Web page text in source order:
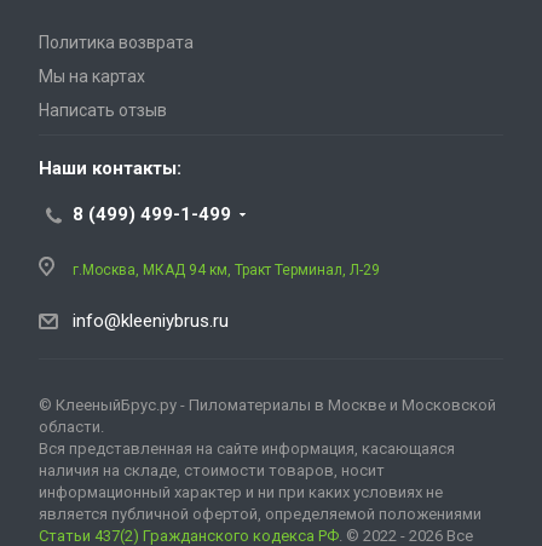
Политика возврата
Мы на картах
Написать отзыв
Наши контакты:
8 (499) 499-1-499
г.Москва, МКАД 94 км, Тракт Терминал, Л-29
info@kleeniybrus.ru
© КлееныйБрус.ру - Пиломатериалы в Москве и Московской
области.
Вся представленная на сайте информация, касающаяся
наличия на складе, стоимости товаров, носит
информационный характер и ни при каких условиях не
является публичной офертой, определяемой положениями
Статьи 437(2) Гражданского кодекса РФ. © 2022 - 2026 Все